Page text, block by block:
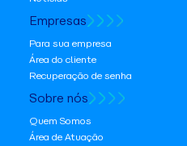
Empresas
Para sua empresa
Área do cliente
Recuperação de senha
Sobre nós
Quem Somos
Área de Atuação